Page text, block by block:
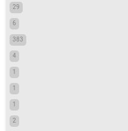
29
6
383
4
1
1
1
2